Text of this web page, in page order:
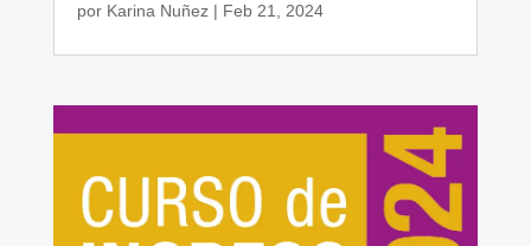
por Karina Nuñez| Feb 21, 2024